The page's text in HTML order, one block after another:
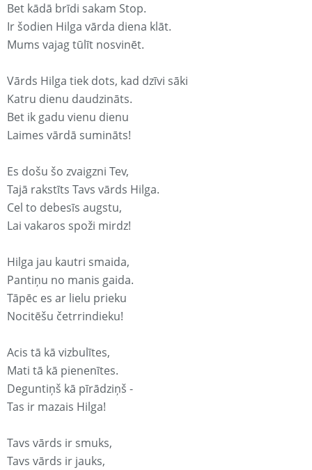
Bet kādā brīdi sakam Stop.
Ir šodien Hilga vārda diena klāt.
Mums vajag tūlīt nosvinēt.
Vārds Hilga tiek dots, kad dzīvi sāki
Katru dienu daudzināts.
Bet ik gadu vienu dienu
Laimes vārdā sumināts!
Es došu šo zvaigzni Tev,
Tajā rakstīts Tavs vārds Hilga.
Cel to debesīs augstu,
Lai vakaros spoži mirdz!
Hilga jau kautri smaida,
Pantiņu no manis gaida.
Tāpēc es ar lielu prieku
Nocitēšu četrrindieku!
Acis tā kā vizbulītes,
Mati tā kā pienenītes.
Deguntiņš kā pīrādziņš -
Tas ir mazais Hilga!
Tavs vārds ir smuks,
Tavs vārds ir jauks,